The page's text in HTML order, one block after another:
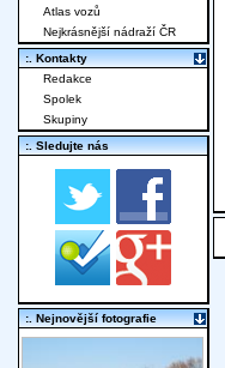
Atlas vozů
Nejkrásnější nádraží ČR
:. Kontakty
Redakce
Spolek
Skupiny
:. Sledujte nás
:. Nejnovější fotografie